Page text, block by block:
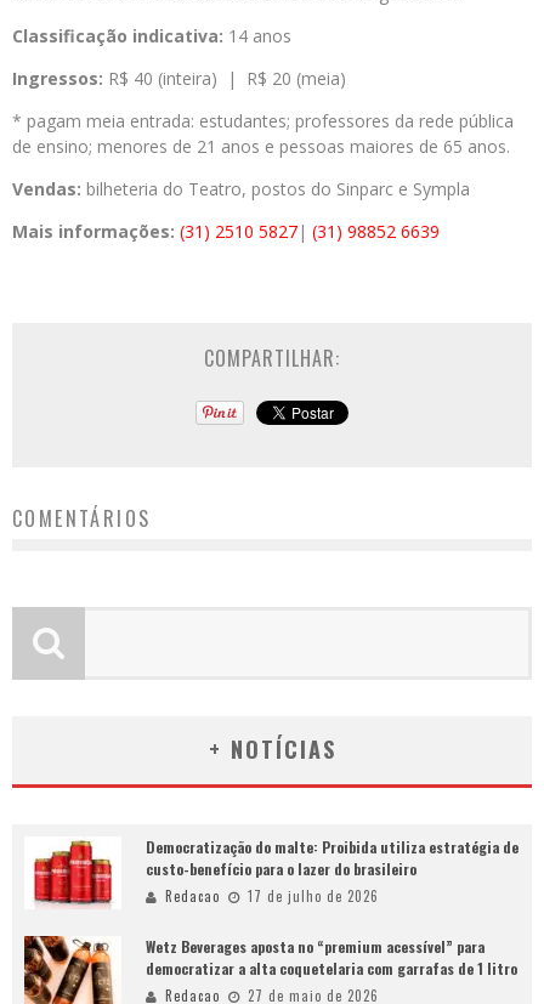
Classificação indicativa: 14 anos
Ingressos: R$ 40 (inteira) | R$ 20 (meia)
* pagam meia entrada: estudantes; professores da rede pública
de ensino; menores de 21 anos e pessoas maiores de 65 anos.
Vendas: bilheteria do Teatro, postos do Sinparc e Sympla
Mais informações: (31) 2510 5827 | (31) 98852 6639
COMPARTILHAR:
COMENTÁRIOS
+ NOTÍCIAS
Democratização do malte: Proibida utiliza estratégia de
custo-benefício para o lazer do brasileiro
Redacao 17 de julho de 2026
Wetz Beverages aposta no “premium acessível” para
democratizar a alta coquetelaria com garrafas de 1 litro
Redacao 27 de maio de 2026